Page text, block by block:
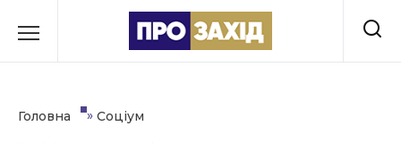
до
Головна » Соціум